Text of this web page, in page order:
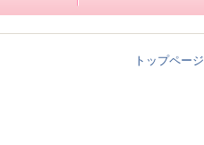
トップページ